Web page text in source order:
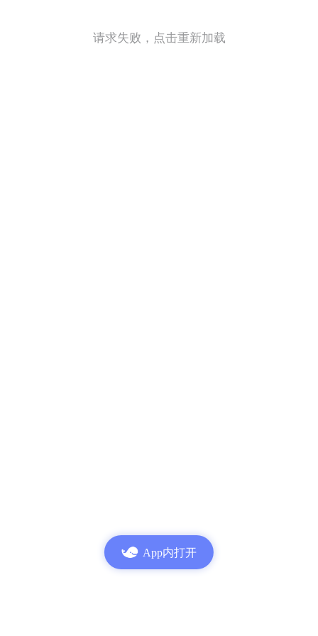
请求失败，点击重新加载
App内打开